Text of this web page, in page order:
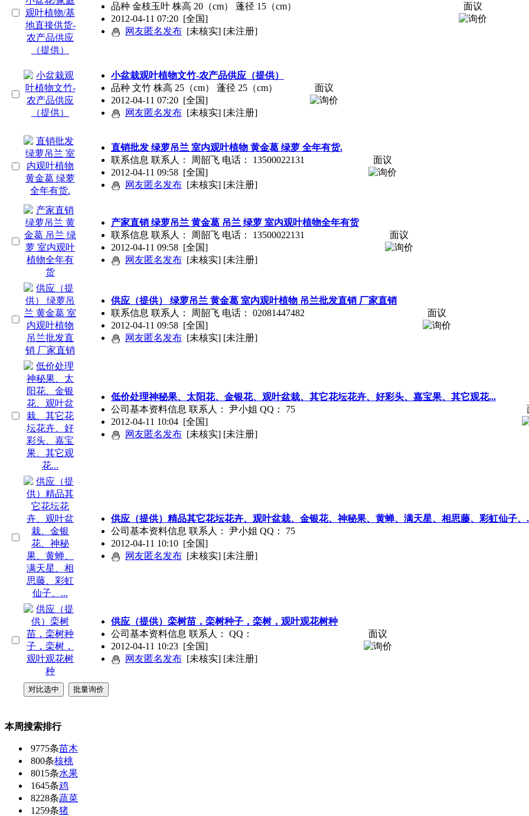
品种 金枝玉叶 株高 20（cm） 蓬径 15（cm）
2012-04-11 07:20 [全国]
网友匿名发布 [未核实] [未注册]
面议
小盆栽观叶植物文竹-农产品供应（提供）
品种 文竹 株高 25（cm） 蓬径 25（cm）
2012-04-11 07:20 [全国]
网友匿名发布 [未核实] [未注册]
面议
直销批发 绿萝吊兰 室内观叶植物 黄金葛 绿萝 全年有货.
联系信息 联系人： 周韶飞 电话： 13500022131
2012-04-11 09:58 [全国]
网友匿名发布 [未核实] [未注册]
面议
产家直销 绿萝吊兰 黄金葛 吊兰 绿萝 室内观叶植物全年有货
联系信息 联系人： 周韶飞 电话： 13500022131
2012-04-11 09:58 [全国]
网友匿名发布 [未核实] [未注册]
面议
供应（提供） 绿萝吊兰 黄金葛 室内观叶植物 吊兰批发直销 厂家直销
联系信息 联系人： 周韶飞 电话： 02081447482
2012-04-11 09:58 [全国]
网友匿名发布 [未核实] [未注册]
面议
低价处理神秘果、太阳花、金银花、观叶盆栽、其它花坛花卉、好彩头、嘉宝果、其它观花...
公司基本资料信息 联系人： 尹小姐 QQ： 75
2012-04-11 10:04 [全国]
网友匿名发布 [未核实] [未注册]
供应（提供）精品其它花坛花卉、观叶盆栽、金银花、神秘果、黄蝉、满天星、相思藤、彩虹仙子、
公司基本资料信息 联系人： 尹小姐 QQ： 75
2012-04-11 10:10 [全国]
网友匿名发布 [未核实] [未注册]
供应（提供）栾树苗，栾树种子，栾树，观叶观花树种
公司基本资料信息 联系人： QQ：
2012-04-11 10:23 [全国]
网友匿名发布 [未核实] [未注册]
面议
本周搜索排行
9775条苗木
800条核桃
8015条水果
1645条鸡
8228条蔬菜
1259条猪